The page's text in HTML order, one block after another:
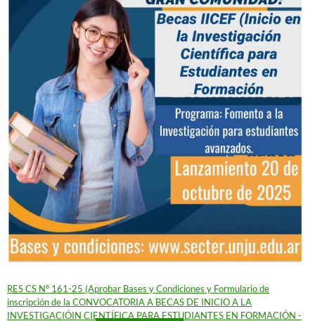
RES CS Nº 161-25 (Aprobar Bases y Condiciones y Formulario de
inscripción de la CONVOCATORIA A BECAS DE INICIO A LA
INVESTIGACIÓIN CIENTÍFICA PARA ESTUDIANTES EN FORMACIÓN -